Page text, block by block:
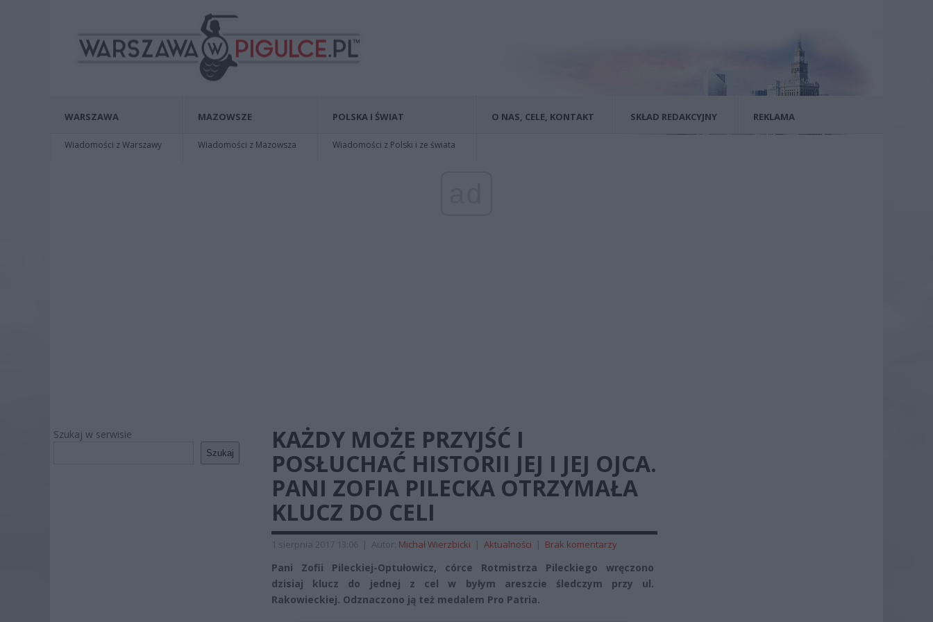
WARSZAWA
Wiadomości z Warszawy
MAZOWSZE
Wiadomości z Mazowsza
POLSKA I ŚWIAT
Wiadomości z Polski i ze świata
O NAS, CELE, KONTAKT SKŁAD REDAKCYJNY REKLAMA
Szukaj w serwisie
Szukaj
KAŻDY MOŻE PRZYJŚĆ I
POSŁUCHAĆ HISTORII JEJ I JEJ OJCA.
PANI ZOFIA PILECKA OTRZYMAŁA
KLUCZ DO CELI
1 sierpnia 2017 13:06 | Autor: Michał Wierzbicki | Aktualności | Brak komentarzy
Pani Zofii Pileckiej-Optułowicz, córce Rotmistrza Pileckiego wręczono
dzisiaj klucz do jednej z cel w byłym areszcie śledczym przy ul.
Rakowieckiej. Odznaczono ją też medalem Pro Patria.